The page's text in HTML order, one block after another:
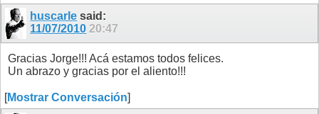
huscarle said:
11/07/2010 20:47
Gracias Jorge!!! Acá estamos todos felices.
Un abrazo y gracias por el aliento!!!
[Mostrar Conversación]